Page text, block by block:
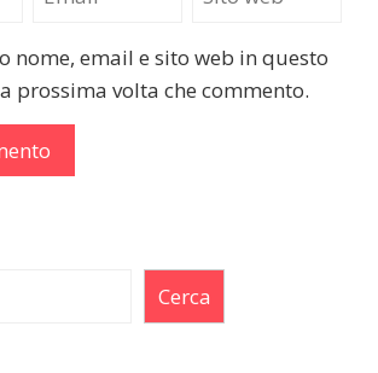
nome, email e sito web in questo
prossima volta che commento.
Cerca